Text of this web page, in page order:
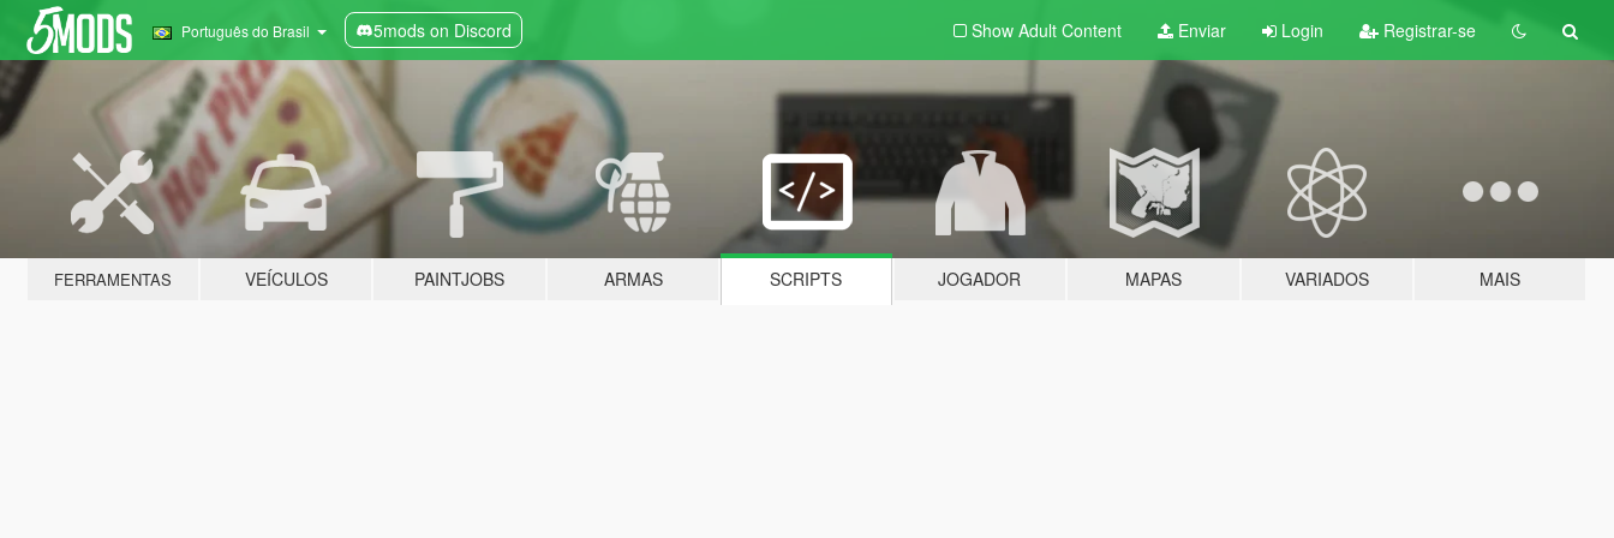
Português do Brasil 5mods on Discord Show Adult Content Enviar Login Registrar-se
FERRAMENTAS VEÍCULOS PAINTJOBS ARMAS SCRIPTS JOGADOR MAPAS VARIADOS MAIS